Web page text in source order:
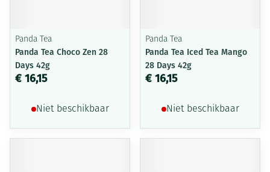
Panda Tea
Panda Tea Choco Zen 28
Days 42g
€ 16,15
Niet beschikbaar
Panda Tea
Panda Tea Iced Tea Mango
28 Days 42g
€ 16,15
Niet beschikbaar